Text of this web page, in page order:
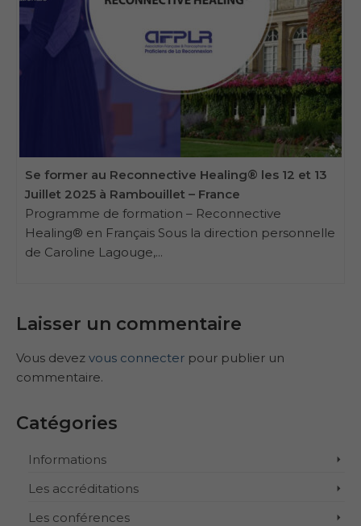
Se former au Reconnective Healing® les 12 et 13
Juillet 2025 à Rambouillet – France
Programme de formation – Reconnective
Healing® en Français Sous la direction personnelle
de Caroline Lagouge,...
Laisser un commentaire
Vous devez vous connecter pour publier un
commentaire.
Catégories
Informations
Les accréditations
Les conférences